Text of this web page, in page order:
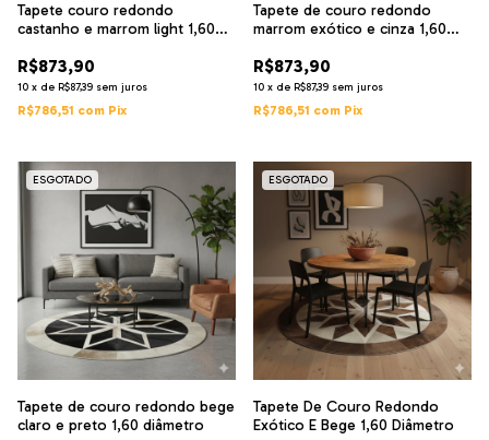
Tapete couro redondo
castanho e marrom light 1,60
R$873,90
10 x de R$87,39 sem juros
R$786,51 com Pix
Tapete de couro redondo
marrom exótico e cinza 1,60
R$873,90
10 x de R$87,39 sem juros
R$786,51 com Pix
ESGOTADO
Tapete de couro redondo bege
claro e preto 1,60 diâmetro
ESGOTADO
Tapete De Couro Redondo
Exótico E Bege 1,60 Diâmetro